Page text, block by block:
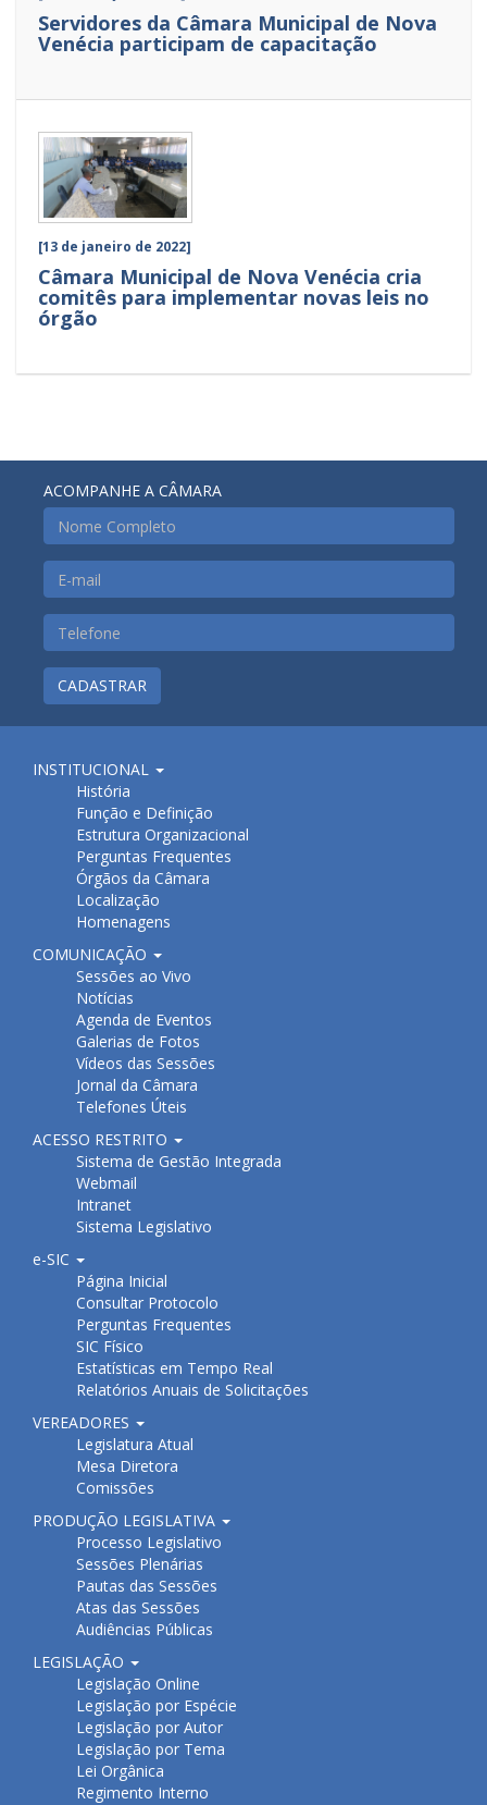
Servidores da Câmara Municipal de Nova
Venécia participam de capacitação
[13 de janeiro de 2022]
Câmara Municipal de Nova Venécia cria
comitês para implementar novas leis no
órgão
ACOMPANHE A CÂMARA
CADASTRAR
INSTITUCIONAL
História
Função e Definição
Estrutura Organizacional
Perguntas Frequentes
Órgãos da Câmara
Localização
Homenagens
COMUNICAÇÃO
Sessões ao Vivo
Notícias
Agenda de Eventos
Galerias de Fotos
Vídeos das Sessões
Jornal da Câmara
Telefones Úteis
ACESSO RESTRITO
Sistema de Gestão Integrada
Webmail
Intranet
Sistema Legislativo
e-SIC
Página Inicial
Consultar Protocolo
Perguntas Frequentes
SIC Físico
Estatísticas em Tempo Real
Relatórios Anuais de Solicitações
VEREADORES
Legislatura Atual
Mesa Diretora
Comissões
PRODUÇÃO LEGISLATIVA
Processo Legislativo
Sessões Plenárias
Pautas das Sessões
Atas das Sessões
Audiências Públicas
LEGISLAÇÃO
Legislação Online
Legislação por Espécie
Legislação por Autor
Legislação por Tema
Lei Orgânica
Regimento Interno